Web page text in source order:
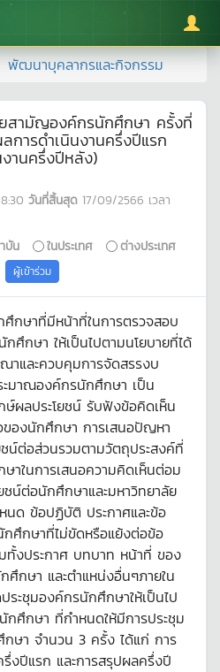
พัฒนาบุคลากรและกิจกรรม
สามัญองค์กรนักศึกษา ครั้งที่
การดำเนินงานครึ่งปีแรก
งานครึ่งปีหลัง)
8:30 วันที่สิ้นสุด 17/09/2566 เวลา
บัน ในประเทศ ต่างประเทศ
ผู้เข้าร่วม
กษาที่มีหน้าที่ในการตรวจสอบ
ศึกษา ให้เป็นไปตามนโยบายที่ได้
าและควบคุมการจัดสรรงบ
ะมาณองค์กรนักศึกษา เป็น
ผลประโยชน์ รับฟังข้อคิดเห็น
องนักศึกษา การเสนอปัญหา
ชน์ต่อส่วนรวมตามวัตถุประสงค์ที่
าในการเสนอความคิดเห็นต่อม
ชน์ต่อนักศึกษาและมหาวิทยาลัย
นด ข้อปฏิบัติ ประกาศและข้อ
กศึกษาที่ไม่ขัดหรือแย้งต่อข้อ
ทั้งประกาศ บทบาท หน้าที่ ของ
ศึกษา และตำแหน่งอื่นๆภายใน
ระชุมองค์กรนักศึกษาให้เป็นไป
กศึกษา ที่กำหนดให้มีการประชุม
ษา จำนวน 3 ครั้ง ได้แก่ การ
งปีแรก และการสรุปผลครึ่งปี